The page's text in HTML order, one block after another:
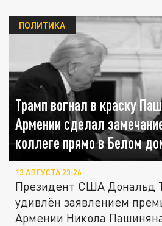
Трамп вогнал в краску
Армении сделал
коллеге прямо в Белом
ПОЛИТИКА
13 АВГУСТА 23:26
Президент США Дональд
удивлён заявлением
Армении Никола